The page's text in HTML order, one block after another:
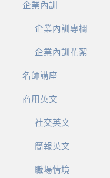
企業內訓
企業內訓專欄
企業內訓花絮
名師講座
商用英文
社交英文
簡報英文
職場情境